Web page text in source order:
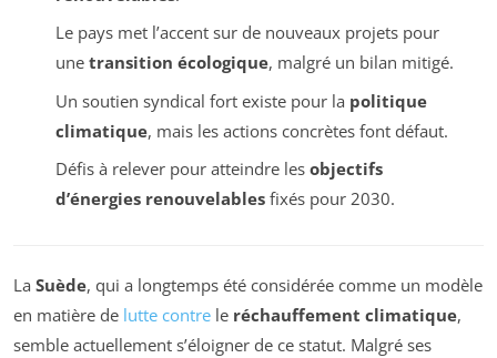
Le pays met l’accent sur de nouveaux projets pour
une transition écologique, malgré un bilan mitigé.
Un soutien syndical fort existe pour la politique
climatique, mais les actions concrètes font défaut.
Défis à relever pour atteindre les objectifs
d’énergies renouvelablesfixés pour 2030.
La Suède, qui a longtemps été considérée comme un modèle
en matière de lutte contre le réchauffement climatique,
semble actuellement s’éloigner de ce statut. Malgré ses